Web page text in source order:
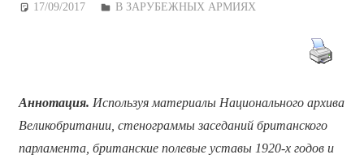
17/09/2017 Дежурный по Редакции
В ЗАРУБЕЖНЫХ АРМИЯХ
Аннотация. Используя материалы Национального архива
Великобритании, стенограммы заседаний британского
парламента, британские полевые уставы 1920-х годов и